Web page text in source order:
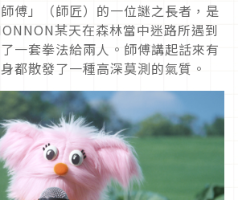
傅」（師匠）的一位謎之長者，是
某天在森林當中迷路所遇到
一套拳法給兩人。師傅講起話來有
都散發了一種高深莫測的氣質。